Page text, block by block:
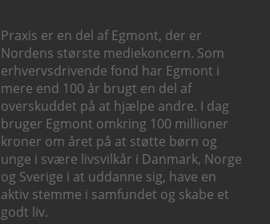
Praxis er en del af Egmont, der er
Nordens største mediekoncern. Som
erhvervsdrivende fond har Egmont i
mere end 100 år brugt en del af
overskuddet på at hjælpe andre. I dag
bruger Egmont omkring 100 millioner
kroner om året på at støtte børn og
unge i svære livsvilkår i Danmark, Norge
og Sverige i at uddanne sig, have en
aktiv stemme i samfundet og skabe et
godt liv.